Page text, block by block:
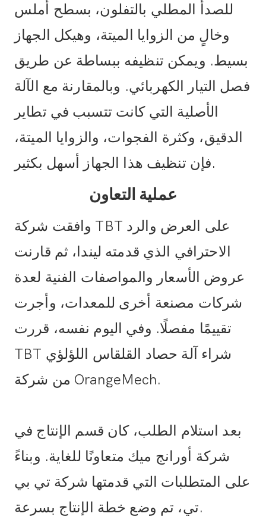
للصدأ المطلي بالتفلون، بسطح أملس
وخالٍ من الزوايا الميتة، وهيكل الجهاز
بسيط. ويمكن تنظيفه ببساطة عن طريق
فصل التيار الكهربائي. وبالمقارنة مع الآلة
الأصلية التي كانت تتسبب في تطاير
الدقيق، وكثرة الفجوات، والزوايا الميتة،
فإن تنظيف هذا الجهاز أسهل بكثير.
عملية التعاون
وافقت شركة TBT على العرض والرد
الاحترافي الذي قدمته ليندا، ثم قارنت
عروض الأسعار والمواصفات الفنية لعدة
شركات مصنعة أخرى للمعدات، وأجرت
تقييمًا مفصلًا. وفي اليوم نفسه، قررت
TBT شراء آلة حصاد القلقاس اللؤلؤي
من شركة OrangeMech.
بعد استلام الطلب، كان قسم الإنتاج في
شركة أورانج ميك متعاونًا للغاية. وبناءً
على المتطلبات التي قدمتها شركة تي بي
تي، تم وضع خطة الإنتاج بسرعة.